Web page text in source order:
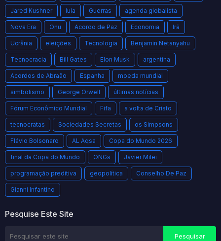
Jared Kushner lula Guerras agenda globalista
Nova Era Onu Acordo de Paz Economia Irã
Ucrânia eleições Tecnologia Benjamin Netanyahu
Tecnocracia Bill Gates Elon Musk argentina
Acordos de Abraão Espanha moeda mundial
simbolismo George Orwell últimas notícias
Fórum Econômico Mundial Fifa a volta de Cristo
tecnocratas Sociedades Secretas os Simpsons
Flávio Bolsonaro AL Aqsa Copa do Mundo 2026
final da Copa do Mundo ONGs Javier Milei
programação preditiva geopolítica Conselho De Paz
Gianni Infantino
Pesquise Este Site